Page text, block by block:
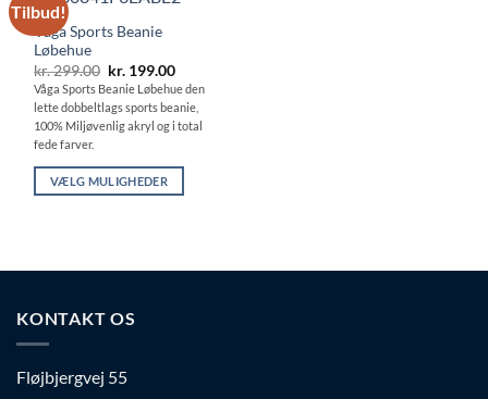
Tilbud!
Våga Sports Beanie
Løbehue
kr.299.00 Den
oprindelige
pris
var:
kr. 299.00.
kr. 199.00Den
aktuelle
pris
er:
kr. 199.00.
Våga Sports Beanie Løbehue den
lette dobbeltlags sports beanie,
100% Miljøvenlig akryl og i total
fede farver.
VÆLG MULIGHEDER
flere
Mulighederne
kan
på
KONTAKT OS
Fløjbjergvej 55